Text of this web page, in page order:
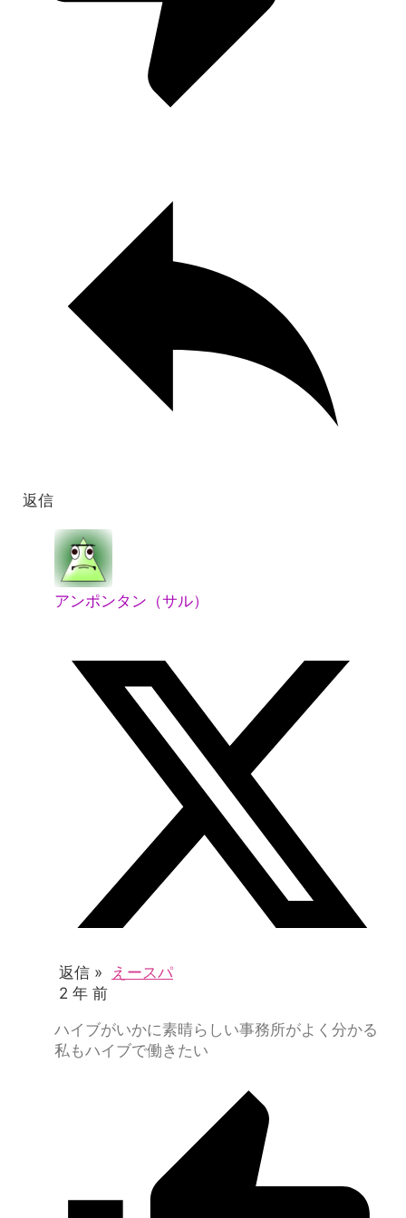
返信
アンポンタン（サル）
返信 »
えースパ
2 年 前
ハイブがいかに素晴らしい事務所がよく分かる
私もハイブで働きたい